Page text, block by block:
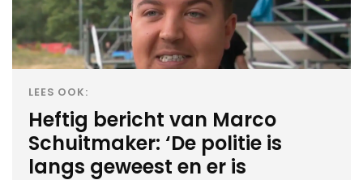
LEES OOK:
Heftig bericht van Marco
Schuitmaker: ‘De politie is
langs geweest en er is